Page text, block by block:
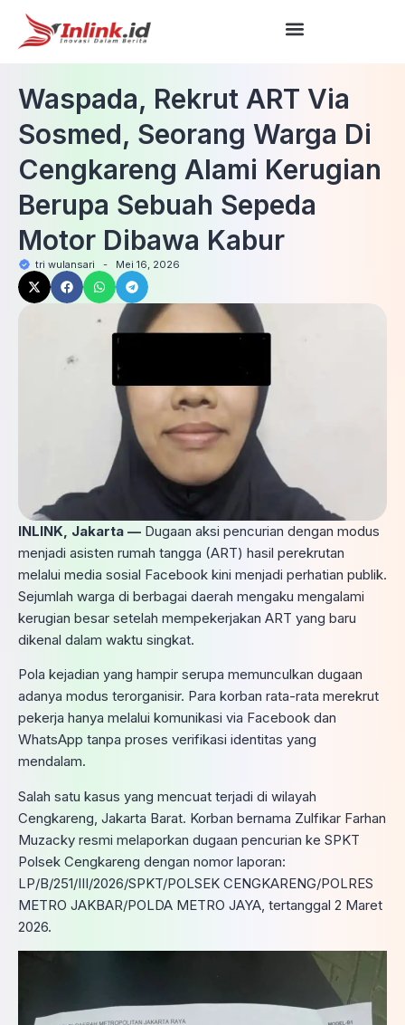
Waspada, Rekrut ART Via
Sosmed, Seorang Warga Di
Cengkareng Alami Kerugian
Berupa Sebuah Sepeda
Motor Dibawa Kabur
tri wulansari - Mei 16, 2026
INLINK, Jakarta — Dugaan aksi pencurian dengan modus
menjadi asisten rumah tangga (ART) hasil perekrutan
melalui media sosial Facebook kini menjadi perhatian publik.
Sejumlah warga di berbagai daerah mengaku mengalami
kerugian besar setelah mempekerjakan ART yang baru
dikenal dalam waktu singkat.
Pola kejadian yang hampir serupa memunculkan dugaan
adanya modus terorganisir. Para korban rata-rata merekrut
pekerja hanya melalui komunikasi via Facebook dan
WhatsApp tanpa proses verifikasi identitas yang
mendalam.
Salah satu kasus yang mencuat terjadi di wilayah
Cengkareng, Jakarta Barat. Korban bernama Zulfikar Farhan
Muzacky resmi melaporkan dugaan pencurian ke SPKT
Polsek Cengkareng dengan nomor laporan:
LP/B/251/III/2026/SPKT/POLSEK CENGKARENG/POLRES
METRO JAKBAR/POLDA METRO JAYA, tertanggal 2 Maret
2026.